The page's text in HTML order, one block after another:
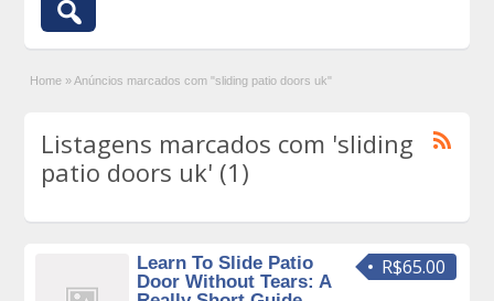
Home » Anúncios marcados com "sliding patio doors uk"
Listagens marcados com 'sliding
patio doors uk' (1)
R$65.00
Learn To Slide Patio
Door Without Tears: A